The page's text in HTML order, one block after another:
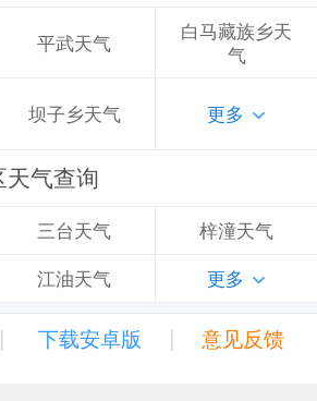
平武天气
白马藏族乡天
气
坝子乡天气 更多
天气查询
三台天气 梓潼天气
江油天气 更多
| 下载安卓版 | 意见反馈